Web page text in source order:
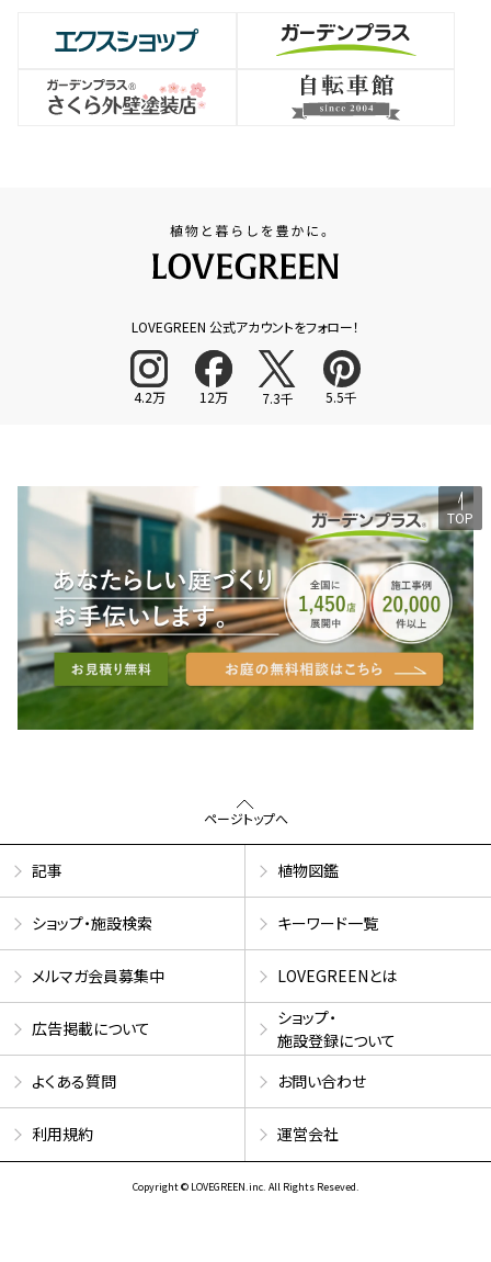
LOVEGREEN 公式アカウントをフォロー！
4.2万 12万 7.3千 5.5千
TOP
ページトップへ
記事 植物図鑑
ショップ・施設検索 キーワード一覧
メルマガ会員募集中 LOVEGREENとは
広告掲載について
ショップ・
施設登録について
よくある質問
お問い合わせ
利用規約 運営会社
Copyright © LOVEGREEN.inc. All Rights Reseved.